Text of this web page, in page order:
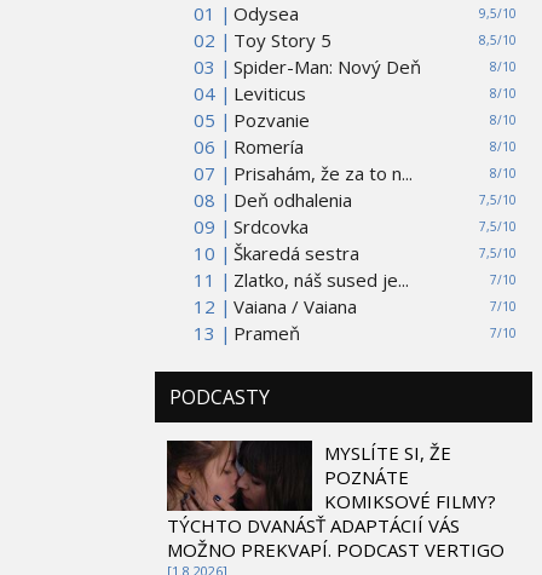
01 | 9,5/10
Odysea
02 |
8,5/10
Toy Story 5
03 |
8/10
Spider-Man: Nový Deň
04 |
8/10
Leviticus
05 |
8/10
Pozvanie
06 |
8/10
Romería
07 |
8/10
Prisahám, že za to n...
08 |
7,5/10
Deň odhalenia
09 |
7,5/10
Srdcovka
10 |
7,5/10
Škaredá sestra
11 |
7/10
Zlatko, náš sused je...
12 |
7/10
Vaiana / Vaiana
13 |
7/10
Prameň
PODCASTY
MYSLÍTE SI, ŽE
POZNÁTE
KOMIKSOVÉ FILMY?
TÝCHTO DVANÁSŤ ADAPTÁCIÍ VÁS
MOŽNO PREKVAPÍ. PODCAST VERTIGO
[1.8 2026]